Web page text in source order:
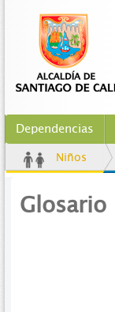
Dependencias
Niños
Glosario